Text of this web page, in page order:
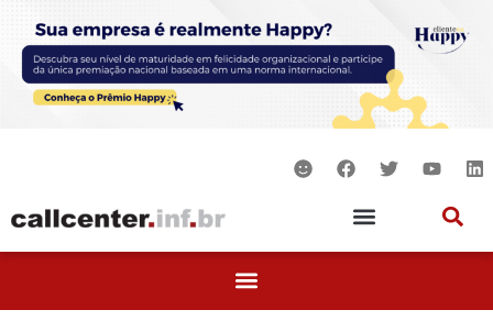
conteúdo
S
m
F
a
e
b
o
T
w
e
Y
o
b
L
i
d